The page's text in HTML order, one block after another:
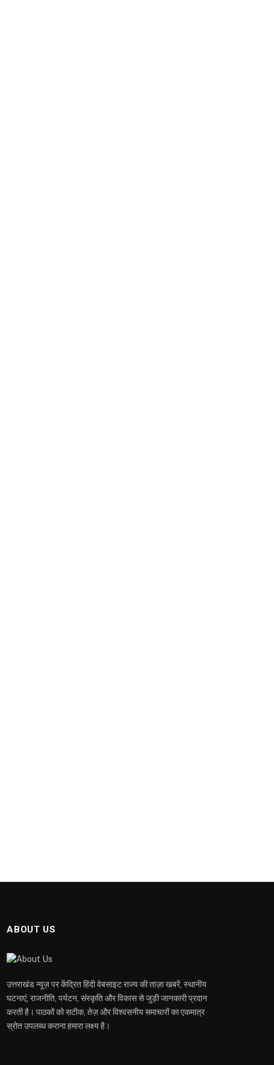
ABOUT US
उत्तराखंड न्यूज़ पर केंद्रित हिंदी वेबसाइट राज्य की ताज़ा खबरें, स्थानीय
घटनाएं, राजनीति, पर्यटन, संस्कृति और विकास से जुड़ी जानकारी प्रदान
करती है। पाठकों को सटीक, तेज़ और विश्वसनीय समाचारों का एकमात्र
स्रोत उपलब्ध कराना हमारा लक्ष्य है।